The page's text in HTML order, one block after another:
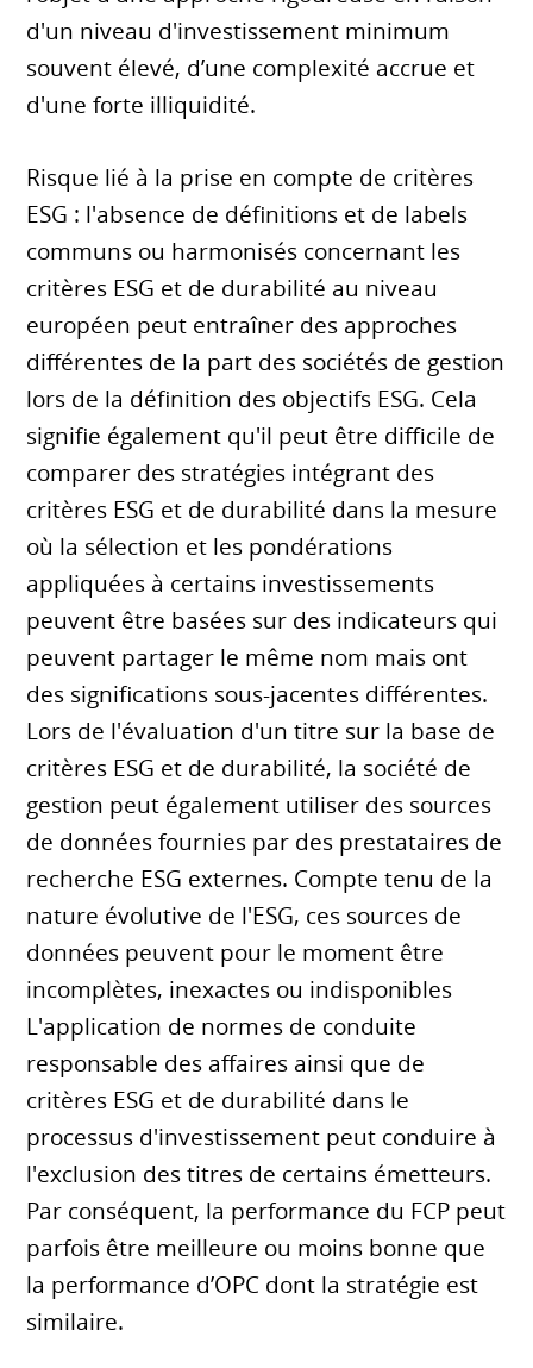
d'un niveau d'investissement minimum
souvent élevé, d’une complexité accrue et
d'une forte illiquidité.
Risque lié à la prise en compte de critères
ESG : l'absence de définitions et de labels
communs ou harmonisés concernant les
critères ESG et de durabilité au niveau
européen peut entraîner des approches
différentes de la part des sociétés de gestion
lors de la définition des objectifs ESG. Cela
signifie également qu'il peut être difficile de
comparer des stratégies intégrant des
critères ESG et de durabilité dans la mesure
où la sélection et les pondérations
appliquées à certains investissements
peuvent être basées sur des indicateurs qui
peuvent partager le même nom mais ont
des significations sous-jacentes différentes.
Lors de l'évaluation d'un titre sur la base de
critères ESG et de durabilité, la société de
gestion peut également utiliser des sources
de données fournies par des prestataires de
recherche ESG externes. Compte tenu de la
nature évolutive de l'ESG, ces sources de
données peuvent pour le moment être
incomplètes, inexactes ou indisponibles
L'application de normes de conduite
responsable des affaires ainsi que de
critères ESG et de durabilité dans le
processus d'investissement peut conduire à
l'exclusion des titres de certains émetteurs.
Par conséquent, la performance du FCP peut
parfois être meilleure ou moins bonne que
la performance d’OPC dont la stratégie est
similaire.